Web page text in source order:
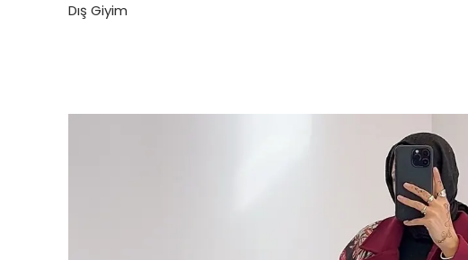
Dış Giyim